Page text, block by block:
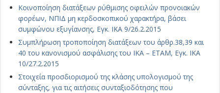
Κοινοποίηση διατάξεων ρύθμισης οφειλών προνοιακών
φορέων, ΝΠΙΔ μη κερδοσκοπικού χαρακτήρα, βάσει
συμφώνου εξυγίανσης, Εγκ. ΙΚΑ 9/26.2.2015
Συμπλήρωση τροποποίηση διατάξεων του άρθρ.38,39 και
40 του κανονισμού ασφάλισης του ΙΚΑ – ΕΤΑΜ, Εγκ. ΙΚΑ
10/27.2.2015
Στοιχεία προσδιορισμού της κλάσης υπολογισμού της
σύνταξης, για τις αιτήσεις συνταξιοδότησης που